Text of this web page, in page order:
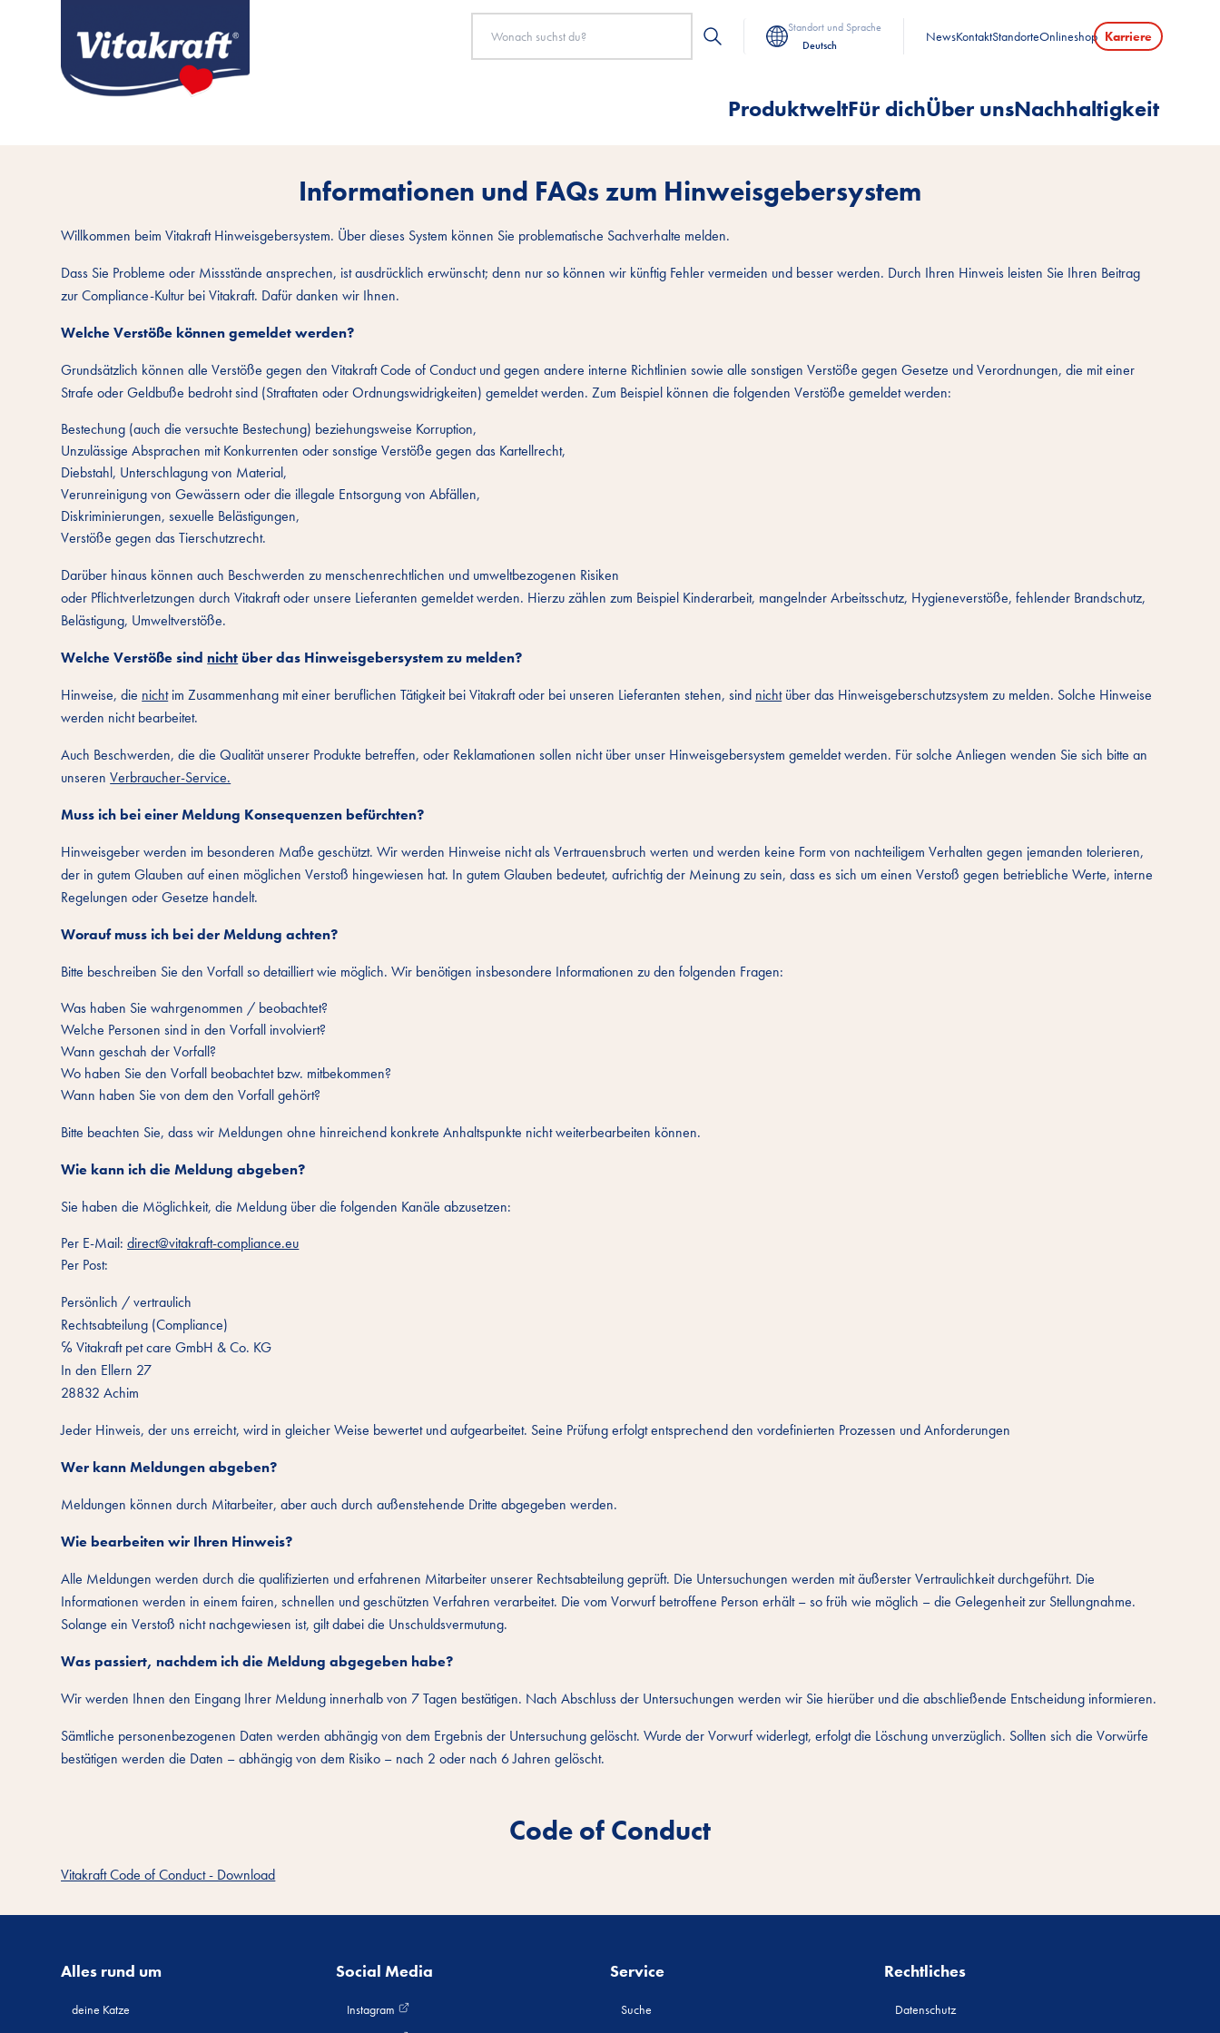
Standort und Sprache
Deutsch
NewsKontaktStandorteOnlineshop Karriere
ProduktweltFür dichÜber unsNachhaltigkeit
Informationen und FAQs zum Hinweisgebersystem
Willkommen beim Vitakraft Hinweisgebersystem. Über dieses System können Sie problematische Sachverhalte melden.
Dass Sie Probleme oder Missstände ansprechen, ist ausdrücklich erwünscht; denn nur so können wir künftig Fehler vermeiden und besser werden. Durch Ihren Hinweis leisten Sie Ihren Beitrag
zur Compliance-Kultur bei Vitakraft. Dafür danken wir Ihnen.
Welche Verstöße können gemeldet werden?
Grundsätzlich können alle Verstöße gegen den Vitakraft Code of Conduct und gegen andere interne Richtlinien sowie alle sonstigen Verstöße gegen Gesetze und Verordnungen, die mit einer
Strafe oder Geldbuße bedroht sind (Straftaten oder Ordnungswidrigkeiten) gemeldet werden. Zum Beispiel können die folgenden Verstöße gemeldet werden:
Bestechung (auch die versuchte Bestechung) beziehungsweise Korruption,
Unzulässige Absprachen mit Konkurrenten oder sonstige Verstöße gegen das Kartellrecht,
Diebstahl, Unterschlagung von Material,
Verunreinigung von Gewässern oder die illegale Entsorgung von Abfällen,
Diskriminierungen, sexuelle Belästigungen,
Verstöße gegen das Tierschutzrecht.
Darüber hinaus können auch Beschwerden zu menschenrechtlichen und umweltbezogenen Risiken
oder Pflichtverletzungen durch Vitakraft oder unsere Lieferanten gemeldet werden. Hierzu zählen zum Beispiel Kinderarbeit, mangelnder Arbeitsschutz, Hygieneverstöße, fehlender Brandschutz,
Belästigung, Umweltverstöße.
Welche Verstöße sindnichtüber das Hinweisgebersystem zu melden?
Hinweise, die nichtim Zusammenhang mit einer beruflichen Tätigkeit bei Vitakraft oder bei unseren Lieferanten stehen, sind nichtüber das Hinweisgeberschutzsystem zu melden. Solche Hinweise
werden nicht bearbeitet.
Auch Beschwerden, die die Qualität unserer Produkte betreffen, oder Reklamationen sollen nicht über unser Hinweisgebersystem gemeldet werden. Für solche Anliegen wenden Sie sich bitte an
unserenVerbraucher-Service.
Muss ich bei einer Meldung Konsequenzen befürchten?
Hinweisgeber werden im besonderen Maße geschützt. Wir werden Hinweise nicht als Vertrauensbruch werten und werden keine Form von nachteiligem Verhalten gegen jemanden tolerieren,
der in gutem Glauben auf einen möglichen Verstoß hingewiesen hat. In gutem Glauben bedeutet, aufrichtig der Meinung zu sein, dass es sich um einen Verstoß gegen betriebliche Werte, interne
Regelungen oder Gesetze handelt.
Worauf muss ich bei der Meldung achten?
Bitte beschreiben Sie den Vorfall so detailliert wie möglich. Wir benötigen insbesondere Informationen zu den folgenden Fragen:
Was haben Sie wahrgenommen / beobachtet?
Welche Personen sind in den Vorfall involviert?
Wann geschah der Vorfall?
Wo haben Sie den Vorfall beobachtet bzw. mitbekommen?
Wann haben Sie von dem den Vorfall gehört?
Bitte beachten Sie, dass wir Meldungen ohne hinreichend konkrete Anhaltspunkte nicht weiterbearbeiten können.
Wie kann ich die Meldung abgeben?
Sie haben die Möglichkeit, die Meldung über die folgenden Kanäle abzusetzen:
Per E-Mail:direct@vitakraft-compliance.eu
Per Post:
Persönlich / vertraulich
Rechtsabteilung (Compliance)
℅ Vitakraft pet care GmbH & Co. KG
In den Ellern 27
28832 Achim
Jeder Hinweis, der uns erreicht, wird in gleicher Weise bewertet und aufgearbeitet. Seine Prüfung erfolgt entsprechend den vordefinierten Prozessen und Anforderungen
Wer kann Meldungen abgeben?
Meldungen können durch Mitarbeiter, aber auch durch außenstehende Dritte abgegeben werden.
Wie bearbeiten wir Ihren Hinweis?
Alle Meldungen werden durch die qualifizierten und erfahrenen Mitarbeiter unserer Rechtsabteilung geprüft. Die Untersuchungen werden mit äußerster Vertraulichkeit durchgeführt. Die
Informationen werden in einem fairen, schnellen und geschützten Verfahren verarbeitet. Die vom Vorwurf betroffene Person erhält – so früh wie möglich – die Gelegenheit zur Stellungnahme.
Solange ein Verstoß nicht nachgewiesen ist, gilt dabei die Unschuldsvermutung.
Was passiert, nachdem ich die Meldung abgegeben habe?
Wir werden Ihnen den Eingang Ihrer Meldung innerhalb von 7 Tagen bestätigen. Nach Abschluss der Untersuchungen werden wir Sie hierüber und die abschließende Entscheidung informieren.
Sämtliche personenbezogenen Daten werden abhängig von dem Ergebnis der Untersuchung gelöscht. Wurde der Vorwurf widerlegt, erfolgt die Löschung unverzüglich. Sollten sich die Vorwürfe
bestätigen werden die Daten – abhängig von dem Risiko – nach 2 oder nach 6 Jahren gelöscht.
Code of Conduct
Vitakraft Code of Conduct - Download
Alles rund um
deine Katze
Social Media
Instagram
Service
Suche
Rechtliches
Datenschutz